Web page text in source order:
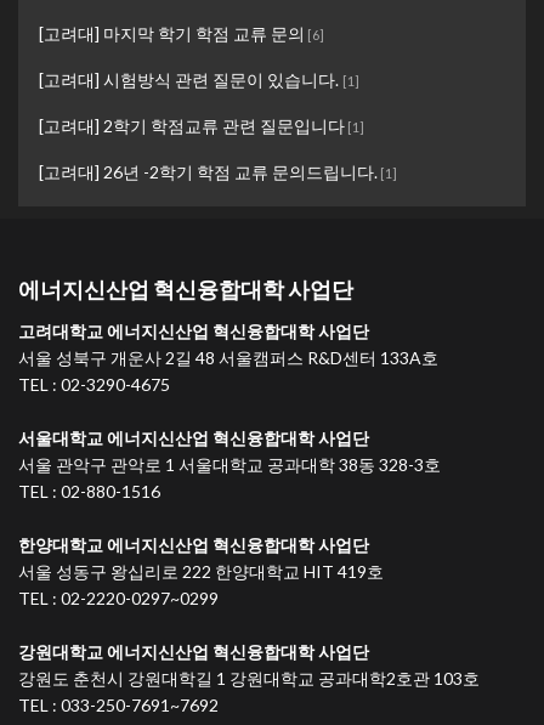
[고려대] 마지막 학기 학점 교류 문의 [6]
[고려대] 시험방식 관련 질문이 있습니다. [1]
[고려대] 2학기 학점교류 관련 질문입니다 [1]
[고려대] 26년 -2학기 학점 교류 문의드립니다. [1]
에너지신산업 혁신융합대학 사업단
고려대학교 에너지신산업 혁신융합대학 사업단
서울 성북구 개운사 2길 48 서울캠퍼스 R&D센터 133A호
TEL : 02-3290-4675
서울대학교 에너지신산업 혁신융합대학 사업단
서울 관악구 관악로 1 서울대학교 공과대학 38동 328-3호
TEL : 02-880-1516
한양대학교 에너지신산업 혁신융합대학 사업단
서울 성동구 왕십리로 222 한양대학교 HIT 419호
TEL : 02-2220-0297~0299
강원대학교 에너지신산업 혁신융합대학 사업단
강원도 춘천시 강원대학길 1 강원대학교 공과대학2호관 103호
TEL : 033-250-7691~7692